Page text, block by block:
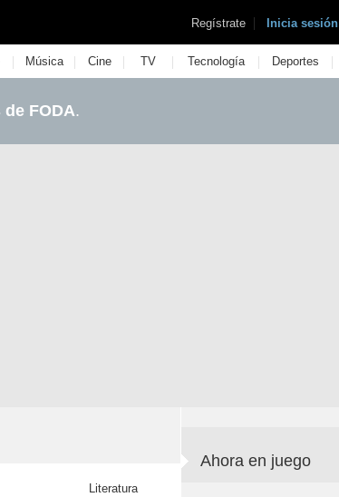
Regístrate | Inicia sesión
| Música | Cine | TV | Tecnología | Deportes |
FODA.
Literatura
Ahora en juego